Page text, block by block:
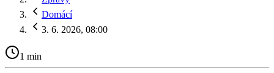
Domácí
3. 6. 2026, 08:00
1 min